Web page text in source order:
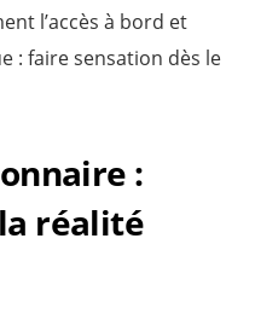
l’accès à bord et
: faire sensation dès le
:
réalité